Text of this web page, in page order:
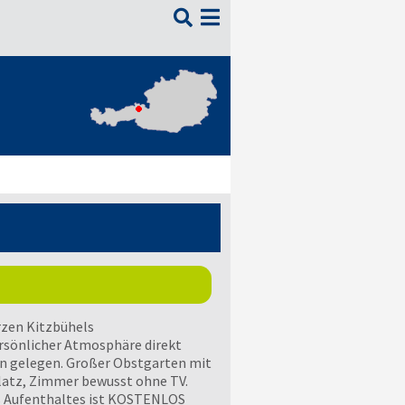

Kitzbühels
Atmosphäre direkt
gelegen. Großer Obstgarten mit
Zimmer bewusst ohne TV.
ist KOSTENLOS